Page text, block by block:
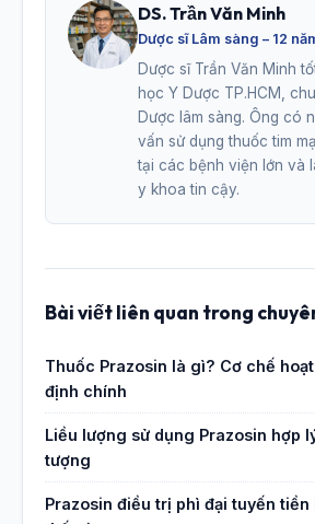
DS. Trần Văn Minh
Dược sĩ Lâm sàng – 12
Dược sĩ Trần Văn Minh
học Y Dược TP.HCM,
Dược lâm sàng. Ông có
vấn sử dụng thuốc tim
tại các bệnh viện lớn và
y khoa tin cậy.
Bài viết liên quan trong
Thuốc Prazosin là gì? Cơ chế
định chính
Liều lượng sử dụng Prazosin hợp
tượng
Prazosin điều trị phì đại tuyến